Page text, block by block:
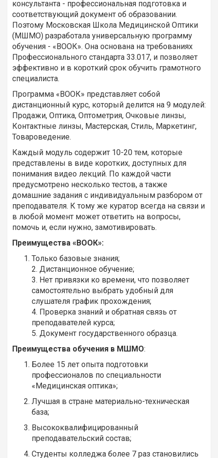
консультанта - профессиональная подготовка и
соответствующий документ об образовании.
Поэтому Московская Школа Медицинской Оптики
(МШМО) разработала универсальную программу
обучения - «ВООК». Она основана на требованиях
Профессионального стандарта 33.017, и позволяет
эффективно и в короткий срок обучить грамотного
специалиста.
Программа «ВООК» представляет собой
дистанционный курс, который делится на 9 модулей:
Продажи, Оптика, Оптометрия, Очковые линзы,
Контактные линзы, Мастерская, Стиль, Маркетинг,
Товароведение.
Каждый модуль содержит 10-20 тем, которые
представлены в виде коротких, доступных для
понимания видео лекций. По каждой части
предусмотрено несколько тестов, а также
домашние задания с индивидуальным разбором от
преподавателя. К тому же куратор всегда на связи и
в любой момент может ответить на вопросы,
помочь и, если нужно, замотивировать.
Преимущества «ВООК»:
Только базовые знания;
2. Дистанционное обучение;
3. Нет привязки ко времени, что позволяет
самостоятельно выбрать удобный для
слушателя график прохождения;
4. Проверка знаний и обратная связь от
преподавателей курса;
5. Документ государственного образца.
Преимущества обучения в МШМО:
Более 15 лет опыта подготовки
профессионалов по специальности
«Медицинская оптика»;
Лучшая в стране материально-техническая
база;
Высококвалифицированный
преподавательский состав;
Студенты колледжа более 7 раз становились